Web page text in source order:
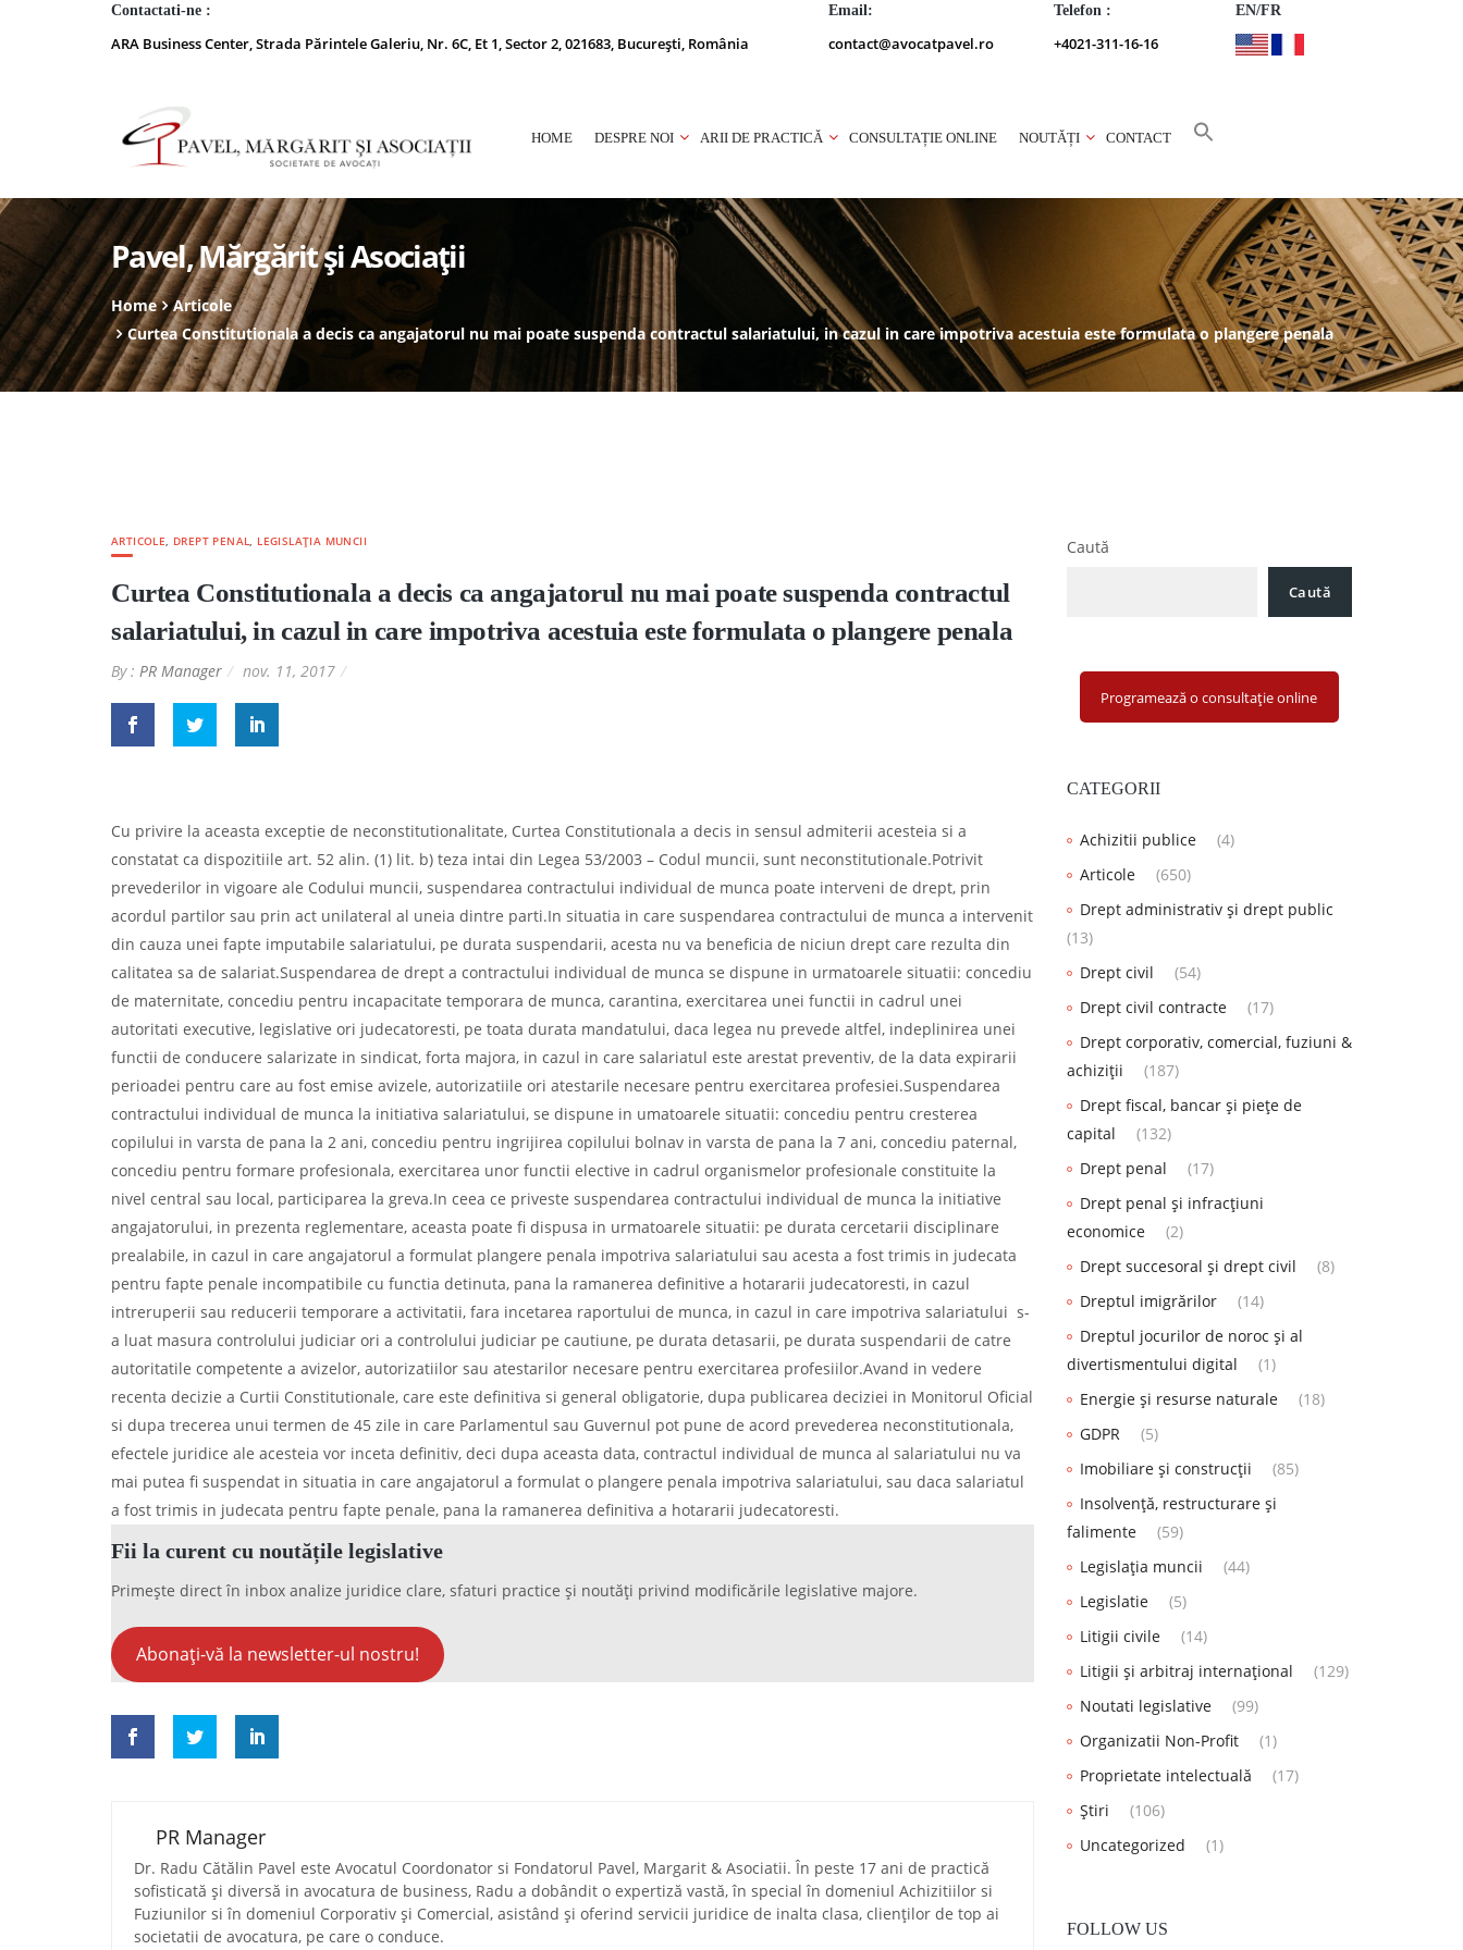
Contactati-ne :
ARA Business Center, Strada Părintele Galeriu, Nr. 6C, Et 1, Sector 2, 021683, București, România
Email:
contact@avocatpavel.ro
Telefon :
+4021-311-16-16
EN/FR
HOME DESPRE NOI ARII DE PRACTICĂ CONSULTAȚIE ONLINE NOUTĂȚI CONTACT
Pavel, Mărgărit și Asociații
Home
Articole
Curtea Constitutionala a decis ca angajatorul nu mai poate suspenda contractul salariatului, in cazul in care impotriva acestuia este formulata o plangere penala
ARTICOLE, DREPT PENAL, LEGISLAȚIA MUNCII
Curtea Constitutionala a decis ca angajatorul nu mai poate suspenda contractul
salariatului, in cazul in care impotriva acestuia este formulata o plangere penala
By : PR Manager nov. 11, 2017
Cu privire la aceasta exceptie de neconstitutionalitate, Curtea Constitutionala a decis in sensul admiterii acesteia si a
constatat ca dispozitiile art. 52 alin. (1) lit. b) teza intai din Legea 53/2003 – Codul muncii, sunt neconstitutionale.Potrivit
prevederilor in vigoare ale Codului muncii, suspendarea contractului individual de munca poate interveni de drept, prin
acordul partilor sau prin act unilateral al uneia dintre parti.In situatia in care suspendarea contractului de munca a intervenit
din cauza unei fapte imputabile salariatului, pe durata suspendarii, acesta nu va beneficia de niciun drept care rezulta din
calitatea sa de salariat.Suspendarea de drept a contractului individual de munca se dispune in urmatoarele situatii: concediu
de maternitate, concediu pentru incapacitate temporara de munca, carantina, exercitarea unei functii in cadrul unei
autoritati executive, legislative ori judecatoresti, pe toata durata mandatului, daca legea nu prevede altfel, indeplinirea unei
functii de conducere salarizate in sindicat, forta majora, in cazul in care salariatul este arestat preventiv, de la data expirarii
perioadei pentru care au fost emise avizele, autorizatiile ori atestarile necesare pentru exercitarea profesiei.Suspendarea
contractului individual de munca la initiativa salariatului, se dispune in umatoarele situatii: concediu pentru cresterea
copilului in varsta de pana la 2 ani, concediu pentru ingrijirea copilului bolnav in varsta de pana la 7 ani, concediu paternal,
concediu pentru formare profesionala, exercitarea unor functii elective in cadrul organismelor profesionale constituite la
nivel central sau local, participarea la greva.In ceea ce priveste suspendarea contractului individual de munca la initiative
angajatorului, in prezenta reglementare, aceasta poate fi dispusa in urmatoarele situatii: pe durata cercetarii disciplinare
prealabile, in cazul in care angajatorul a formulat plangere penala impotriva salariatului sau acesta a fost trimis in judecata
pentru fapte penale incompatibile cu functia detinuta, pana la ramanerea definitive a hotararii judecatoresti, in cazul
intreruperii sau reducerii temporare a activitatii, fara incetarea raportului de munca, in cazul in care impotriva salariatului s-
a luat masura controlului judiciar ori a controlului judiciar pe cautiune, pe durata detasarii, pe durata suspendarii de catre
autoritatile competente a avizelor, autorizatiilor sau atestarilor necesare pentru exercitarea profesiilor.Avand in vedere
recenta decizie a Curtii Constitutionale, care este definitiva si general obligatorie, dupa publicarea deciziei in Monitorul Oficial
si dupa trecerea unui termen de 45 zile in care Parlamentul sau Guvernul pot pune de acord prevederea neconstitutionala,
efectele juridice ale acesteia vor inceta definitiv, deci dupa aceasta data, contractul individual de munca al salariatului nu va
mai putea fi suspendat in situatia in care angajatorul a formulat o plangere penala impotriva salariatului, sau daca salariatul
a fost trimis in judecata pentru fapte penale, pana la ramanerea definitiva a hotararii judecatoresti.
Fii la curent cu noutățile legislative
Primește direct în inbox analize juridice clare, sfaturi practice și noutăți privind modificările legislative majore.
Abonați-vă la newsletter-ul nostru!
PR Manager
Dr. Radu Cătălin Pavel este Avocatul Coordonator si Fondatorul Pavel, Margarit & Asociatii. În peste 17 ani de practică
sofisticată și diversă in avocatura de business, Radu a dobândit o expertiză vastă, în special în domeniul Achizitiilor si
Fuziunilor si în domeniul Corporativ și Comercial, asistând și oferind servicii juridice de inalta clasa, clienților de top ai
societatii de avocatura, pe care o conduce.
Caută
Caută
Programează o consultație online
CATEGORII
Achizitii publice
(4)
Articole
(650)
Drept administrativ și drept public
(13)
Drept civil
(54)
Drept civil contracte
(17)
Drept corporativ, comercial, fuziuni &
achiziții
(187)
Drept fiscal, bancar și piețe de
capital
(132)
Drept penal
(17)
Drept penal și infracțiuni
economice
(2)
Drept succesoral și drept civil
(8)
Dreptul imigrărilor
(14)
Dreptul jocurilor de noroc și al
divertismentului digital
(1)
Energie și resurse naturale
(18)
GDPR
(5)
Imobiliare și construcții
(85)
Insolvență, restructurare și
falimente
(59)
Legislația muncii
(44)
Legislatie
(5)
Litigii civile
(14)
Litigii și arbitraj internațional
(129)
Noutati legislative
(99)
Organizatii Non-Profit
(1)
Proprietate intelectuală
(17)
Știri
(106)
Uncategorized
(1)
FOLLOW US